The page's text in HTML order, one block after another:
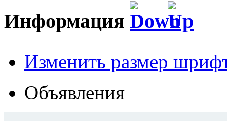
Информация
Кто сейчас на форуме
Сейчас этот форум
Изменить размер
Объявления